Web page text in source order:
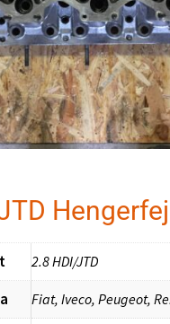
2.8 HDI/JTD
Fiat, Iveco, Peugeot,